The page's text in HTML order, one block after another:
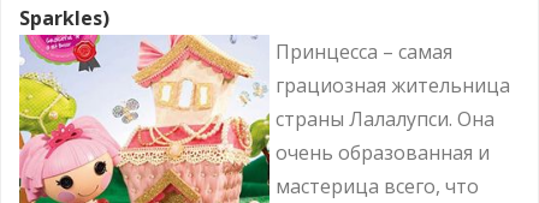
Sparkles)
Принцесса – самая
грациозная жительница
страны Лалалупси. Она
очень образованная и
мастерица всего, что